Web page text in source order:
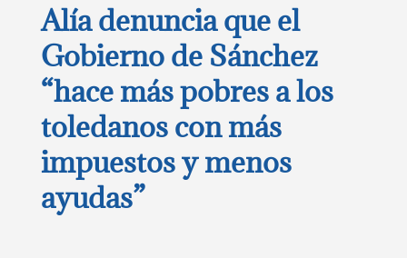
Alía denuncia que el
Gobierno de Sánchez
“hace más pobres a los
toledanos con más
impuestos y menos
ayudas”